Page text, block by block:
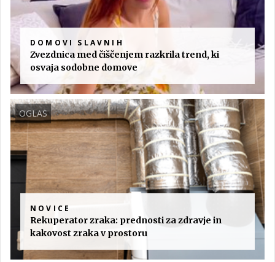
DOMOVI SLAVNIH
Zvezdnica med čiščenjem razkrila trend, ki
osvaja sodobne domove
OGLAS
NOVICE
Rekuperator zraka: prednosti za zdravje in
kakovost zraka v prostoru